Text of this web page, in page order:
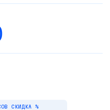
СКИДКА %